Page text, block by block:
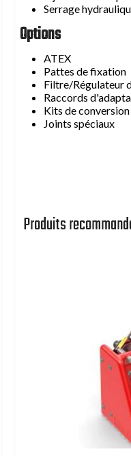
Serrage
Options
ATEX
Pattes de fixation
Filtre/Régulateur
Raccords
Kits de conversion
Joints spéciaux
Produits